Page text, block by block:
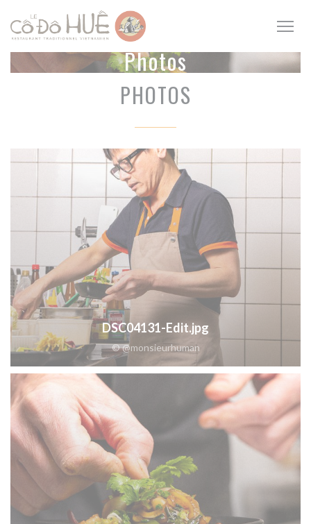
Personnalisation de vos choix en matière de cookies
Photos
PHOTOS
DSC04131-Edit.jpg
© @monsieurhuman